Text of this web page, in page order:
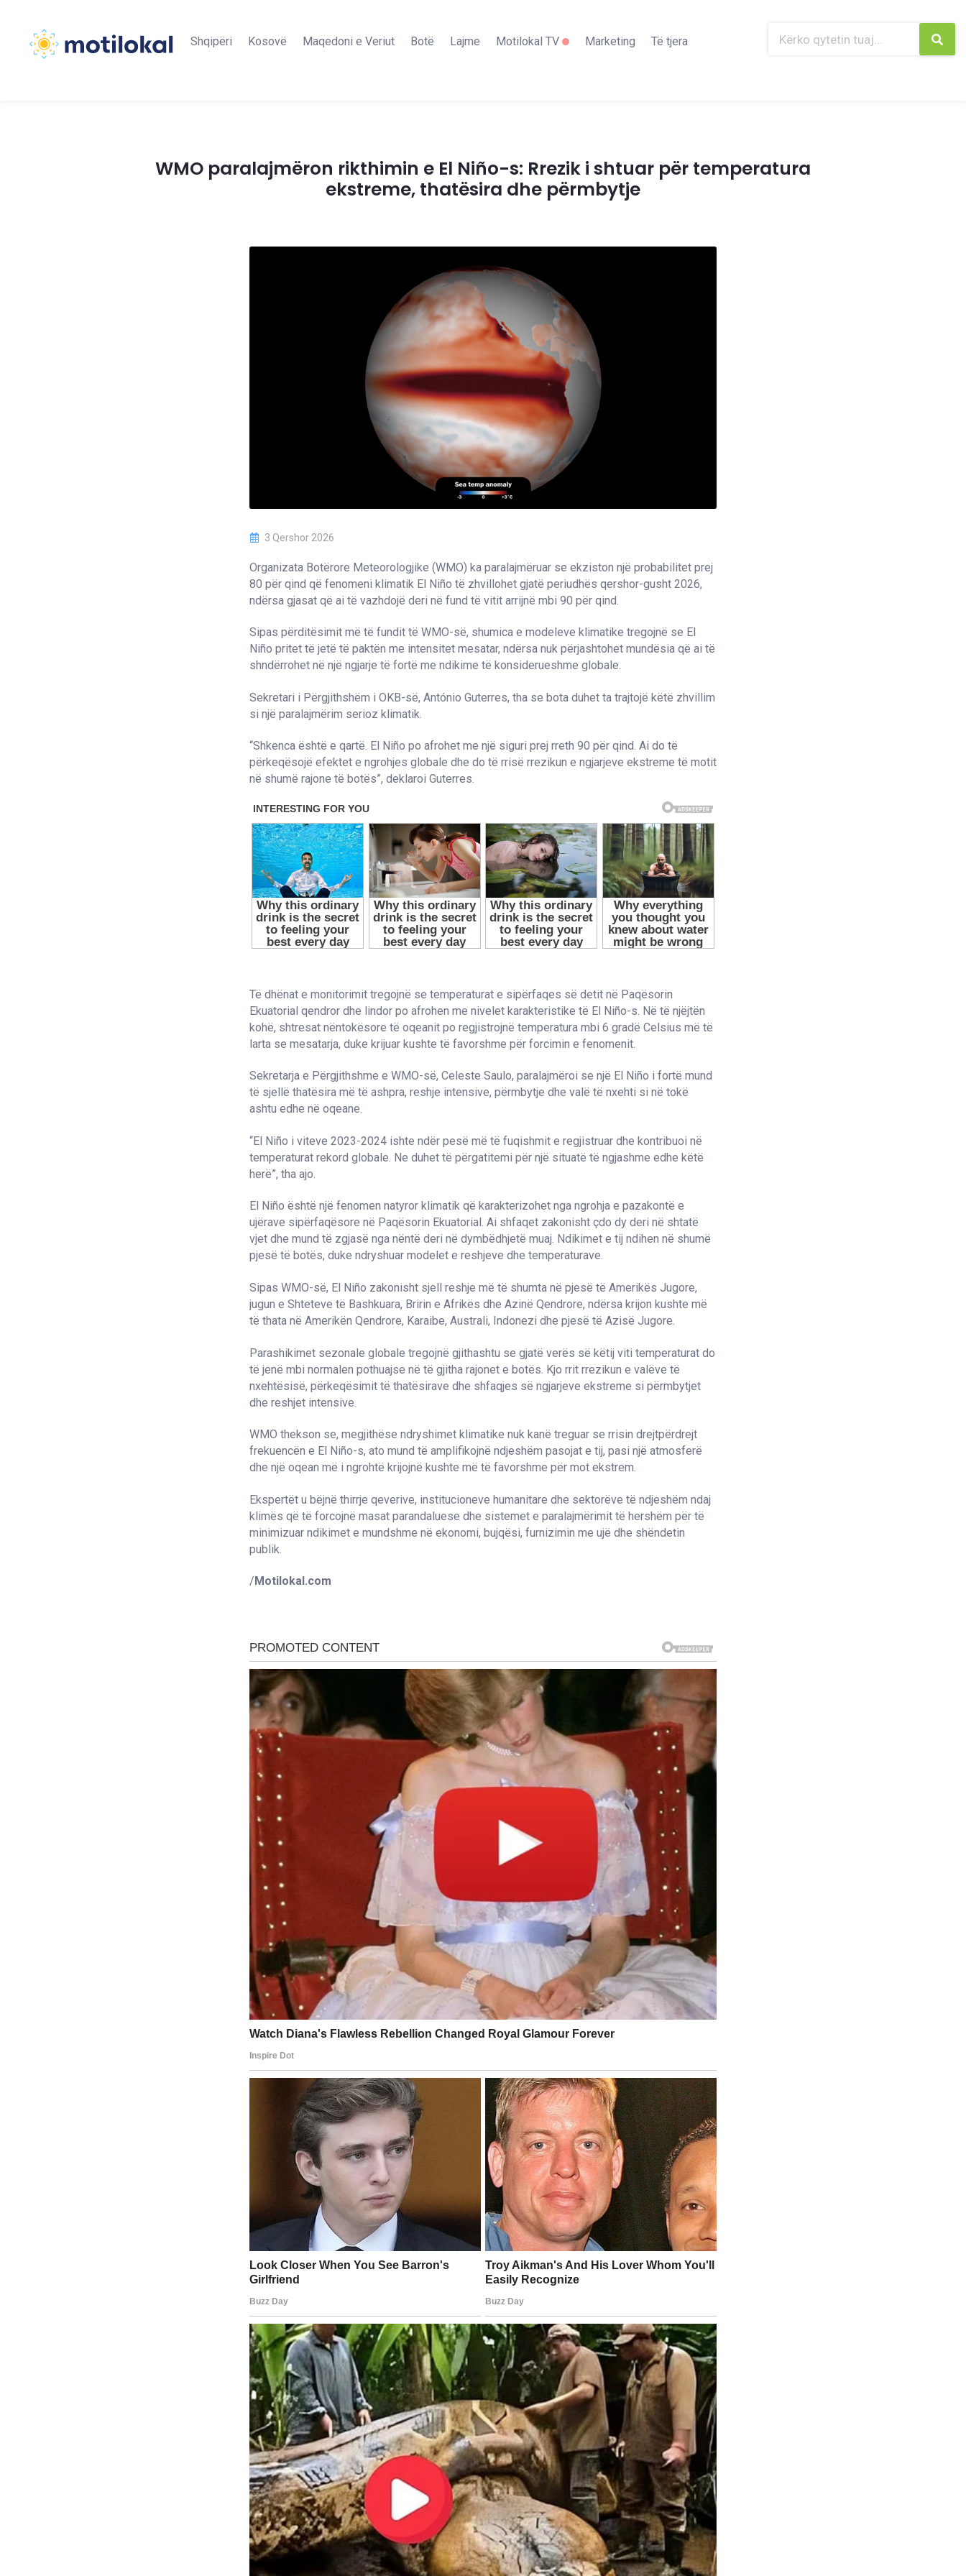
Shqipëri Kosovë Maqedoni e Veriut Botë Lajme Motilokal TV Marketing Të tjera
WMO paralajmëron rikthimin e El Niño-s: Rrezik i shtuar për temperatura
ekstreme, thatësira dhe përmbytje
3 Qershor 2026
Organizata Botërore Meteorologjike (WMO) ka paralajmëruar se ekziston një probabilitet prej
80 për qind që fenomeni klimatik El Niño të zhvillohet gjatë periudhës qershor-gusht 2026,
ndërsa gjasat që ai të vazhdojë deri në fund të vitit arrijnë mbi 90 për qind.
Sipas përditësimit më të fundit të WMO-së, shumica e modeleve klimatike tregojnë se El
Niño pritet të jetë të paktën me intensitet mesatar, ndërsa nuk përjashtohet mundësia që ai të
shndërrohet në një ngjarje të fortë me ndikime të konsiderueshme globale.
Sekretari i Përgjithshëm i OKB-së, António Guterres, tha se bota duhet ta trajtojë këtë zhvillim
si një paralajmërim serioz klimatik.
“Shkenca është e qartë. El Niño po afrohet me një siguri prej rreth 90 për qind. Ai do të
përkeqësojë efektet e ngrohjes globale dhe do të rrisë rrezikun e ngjarjeve ekstreme të motit
në shumë rajone të botës”, deklaroi Guterres.
Të dhënat e monitorimit tregojnë se temperaturat e sipërfaqes së detit në Paqësorin
Ekuatorial qendror dhe lindor po afrohen me nivelet karakteristike të El Niño-s. Në të njëjtën
kohë, shtresat nëntokësore të oqeanit po regjistrojnë temperatura mbi 6 gradë Celsius më të
larta se mesatarja, duke krijuar kushte të favorshme për forcimin e fenomenit.
Sekretarja e Përgjithshme e WMO-së, Celeste Saulo, paralajmëroi se një El Niño i fortë mund
të sjellë thatësira më të ashpra, reshje intensive, përmbytje dhe valë të nxehti si në tokë
ashtu edhe në oqeane.
“El Niño i viteve 2023-2024 ishte ndër pesë më të fuqishmit e regjistruar dhe kontribuoi në
temperaturat rekord globale. Ne duhet të përgatitemi për një situatë të ngjashme edhe këtë
herë”, tha ajo.
El Niño është një fenomen natyror klimatik që karakterizohet nga ngrohja e pazakontë e
ujërave sipërfaqësore në Paqësorin Ekuatorial. Ai shfaqet zakonisht çdo dy deri në shtatë
vjet dhe mund të zgjasë nga nëntë deri në dymbëdhjetë muaj. Ndikimet e tij ndihen në shumë
pjesë të botës, duke ndryshuar modelet e reshjeve dhe temperaturave.
Sipas WMO-së, El Niño zakonisht sjell reshje më të shumta në pjesë të Amerikës Jugore,
jugun e Shteteve të Bashkuara, Bririn e Afrikës dhe Azinë Qendrore, ndërsa krijon kushte më
të thata në Amerikën Qendrore, Karaibe, Australi, Indonezi dhe pjesë të Azisë Jugore.
Parashikimet sezonale globale tregojnë gjithashtu se gjatë verës së këtij viti temperaturat do
të jenë mbi normalen pothuajse në të gjitha rajonet e botës. Kjo rrit rrezikun e valëve të
nxehtësisë, përkeqësimit të thatësirave dhe shfaqjes së ngjarjeve ekstreme si përmbytjet
dhe reshjet intensive.
WMO thekson se, megjithëse ndryshimet klimatike nuk kanë treguar se rrisin drejtpërdrejt
frekuencën e El Niño-s, ato mund të amplifikojnë ndjeshëm pasojat e tij, pasi një atmosferë
dhe një oqean më i ngrohtë krijojnë kushte më të favorshme për mot ekstrem.
Ekspertët u bëjnë thirrje qeverive, institucioneve humanitare dhe sektorëve të ndjeshëm ndaj
klimës që të forcojnë masat parandaluese dhe sistemet e paralajmërimit të hershëm për të
minimizuar ndikimet e mundshme në ekonomi, bujqësi, furnizimin me ujë dhe shëndetin
publik.
/ Motilokal.com